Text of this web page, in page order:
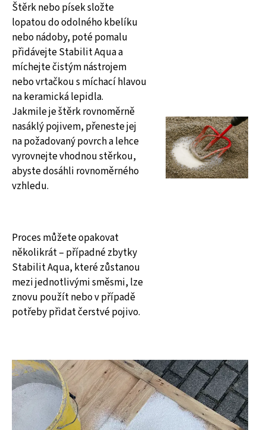
Štěrk nebo písek složte
lopatou do odolného kbelíku
nebo nádoby, poté pomalu
přidávejte Stabilit Aqua a
míchejte čistým nástrojem
nebo vrtačkou s míchací hlavou
na keramická lepidla.
Jakmile je štěrk rovnoměrně
nasáklý pojivem, přeneste jej
na požadovaný povrch a lehce
vyrovnejte vhodnou stěrkou,
abyste dosáhli rovnoměrného
vzhledu.
Proces můžete opakovat
několikrát – případné zbytky
Stabilit Aqua, které zůstanou
mezi jednotlivými směsmi, lze
znovu použít nebo v případě
potřeby přidat čerstvé pojivo.